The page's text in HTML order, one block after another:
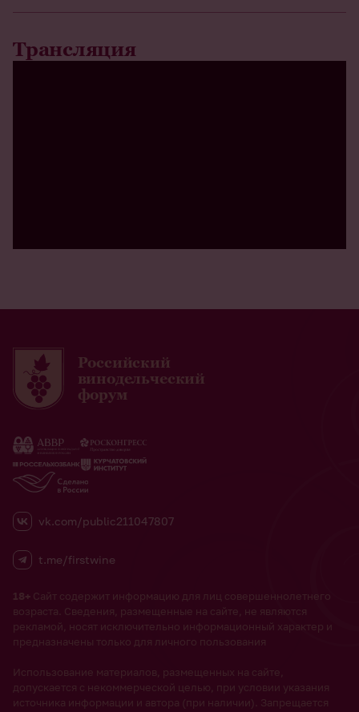
Трансляция
Российский
винодельческий
форум
vk.com/public211047807
t.me/firstwine
18+ Сайт содержит информацию для лиц совершеннолетнего
возраста. Сведения, размещенные на сайте, не являются
рекламой, носят исключительно информационный характер и
предназначены только для личного пользования
Использование материалов, размещенных на сайте,
допускается с некоммерческой целью, при условии указания
источника информации и автора (при наличии). Запрещается